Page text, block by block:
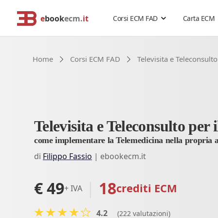
ebookecm.it Corsi ECM FAD
Catalogo Generale
Assistente sanitario
Biologo
Dietista
Educatore professionale
Carta ECM
Rimborso corsi ECM
Recupero email
Cerca corsi ECM o altro
Home Corsi ECM FAD Televisita e
Televisita e Teleconsulto
come implementare la Telemedicina nella propria
di Filippo Fassio | ebookecm.it
€ 49+ IVA 18crediti ECM
4.2 (222 valutazioni)